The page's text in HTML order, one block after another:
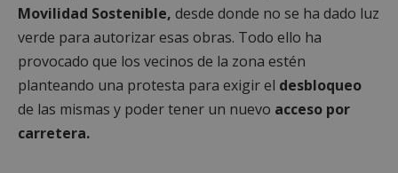
Movilidad Sostenible, desde donde no se ha dado luz
verde para autorizar esas obras. Todo ello ha
provocado que los vecinos de la zona estén
planteando una protesta para exigir el desbloqueo
de las mismas y poder tener un nuevo acceso por
carretera.